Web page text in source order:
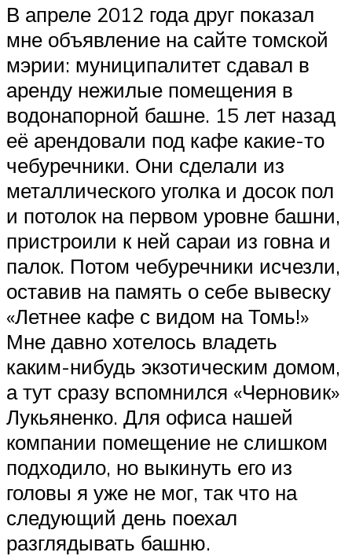
В апреле 2012 года друг показал
мне объявление на сайте томской
мэрии: муниципалитет сдавал в
аренду нежилые помещения в
водонапорной башне. 15 лет назад
её арендовали под кафе какие-то
чебуречники. Они сделали из
металлического уголка и досок пол
и потолок на первом уровне башни,
пристроили к ней сараи из говна и
палок. Потом чебуречники исчезли,
оставив на память о себе вывеску
«Летнее кафе с видом на Томь!»
Мне давно хотелось владеть
каким-нибудь экзотическим домом,
а тут сразу вспомнился «Черновик»
Лукьяненко. Для офиса нашей
компании помещение не слишком
подходило, но выкинуть его из
головы я уже не мог, так что на
следующий день поехал
разглядывать башню.